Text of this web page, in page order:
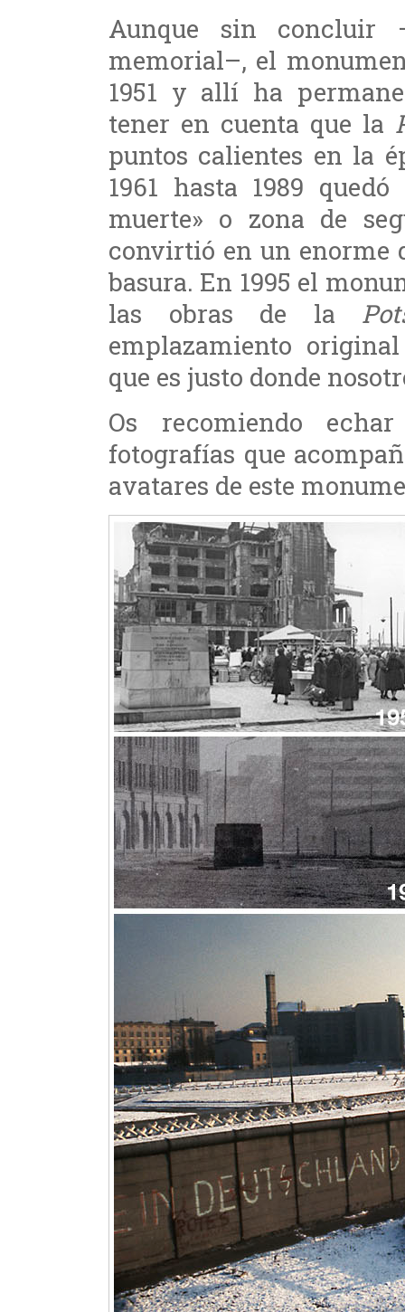
Aunque sin concluir
memorial–, el
1951 y allí ha
tener en cuenta que la
puntos calientes en la
1961 hasta 1989
muerte» o zona de
convirtió en un enorme
basura. En 1995 el
las obras de la
emplazamiento
que es justo donde
Os recomiendo
fotografías que
avatares de este